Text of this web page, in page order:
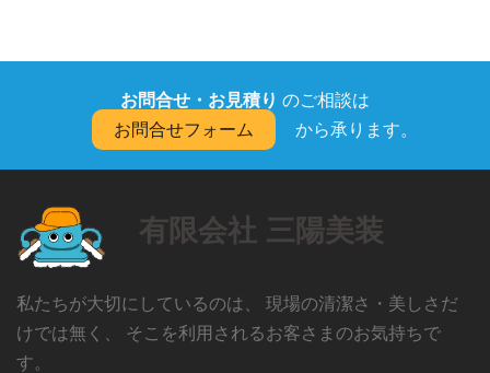
お問合せ・お見積り のご相談は
お問合せフォーム
から承ります。
有限会社 三陽美装
私たちが大切にしているのは、 現場の清潔さ・美しさだ
けでは無く、 そこを利用されるお客さまのお気持ちで
す。